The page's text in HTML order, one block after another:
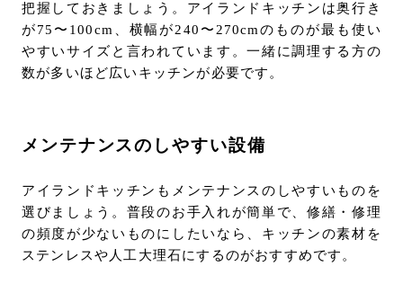
把握しておきましょう。アイランドキッチンは奥行き
が75〜100cm、横幅が240〜270cmのものが最も使い
やすいサイズと言われています。一緒に調理する方の
数が多いほど広いキッチンが必要です。
メンテナンスのしやすい設備
アイランドキッチンもメンテナンスのしやすいものを
選びましょう。普段のお手入れが簡単で、修繕・修理
の頻度が少ないものにしたいなら、キッチンの素材を
ステンレスや人工大理石にするのがおすすめです。